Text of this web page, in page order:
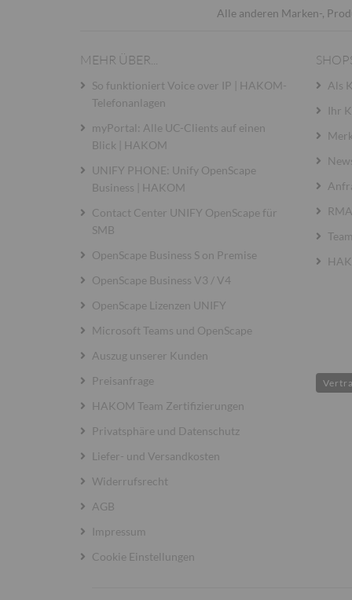
Alle anderen Marken-,
MEHR ÜBER...
So funktioniert Voice over IP | HAKOM-
Telefonanlagen
myPortal: Alle UC-Clients auf einen
Blick | HAKOM
UNIFY PHONE: Unify OpenScape
Business | HAKOM
Contact Center UNIFY OpenScape für
SMB
OpenScape Business S on Premise
OpenScape Business V3 / V4
OpenScape Lizenzen UNIFY
Microsoft Teams und OpenScape
Auszug unserer Kunden
Preisanfrage
HAKOM Team Zertifizierungen
Privatsphäre und Datenschutz
Liefer- und Versandkosten
Widerrufsrecht
AGB
Impressum
Cookie Einstellungen
Als
Ihr